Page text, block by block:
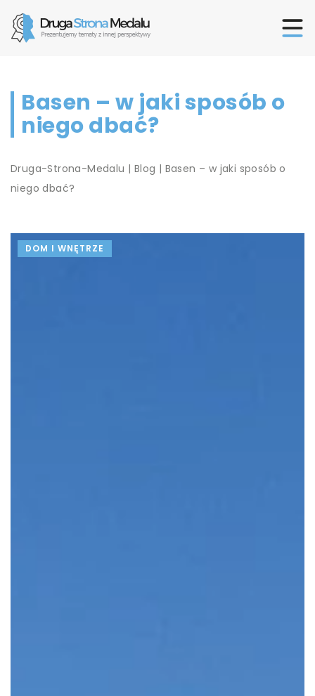
Basen – w jaki sposób o
niego dbać?
Druga-Strona-Medalu | Blog | Basen – w jaki sposób o
niego dbać?
DOM I WNĘTRZE